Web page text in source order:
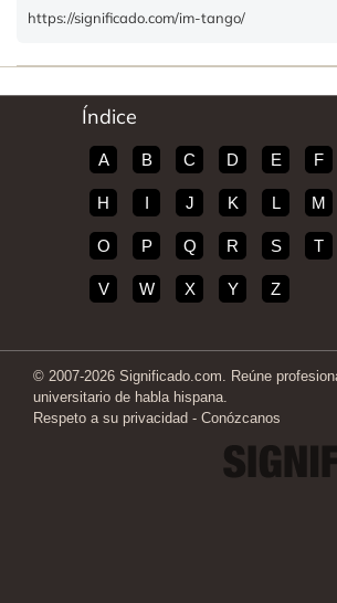
https://significado.com/im-tango/
Índice
A B C D E F
H I J K L M
O P Q R S T
V W X Y Z
© 2007-2026 Significado.com. Reúne
universitario de habla hispana.
Respeto a su privacidad - Conózcanos